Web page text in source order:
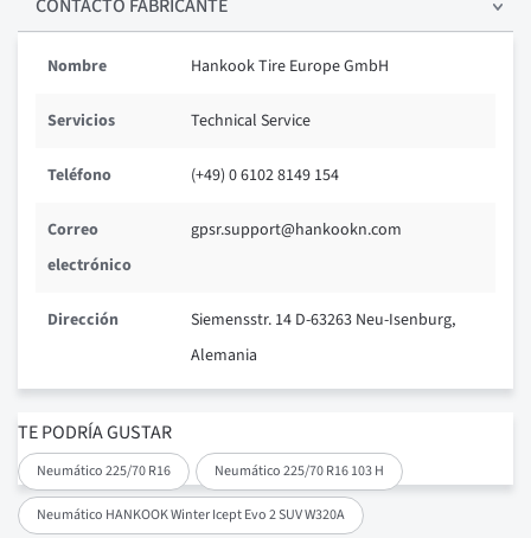
TE PODRÍA GUSTAR
Neumático 225/70 R16 Neumático 225/70 R16 103 H
Neumático HANKOOK Winter Icept Evo 2 SUV W320A
CONTACTO FABRICANTE
Nombre Hankook Tire Europe GmbH
Servicios Technical Service
Teléfono (+49) 0 6102 8149 154
Correo
electrónico
gpsr.support@hankookn.com
Dirección
Siemensstr. 14 D-63263 Neu-Isenburg,
Alemania